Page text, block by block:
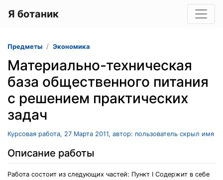
Я ботаник
Предметы Экономика
Материально-техническая
база общественного питания
с решением практических
задач
Курсовая работа, 27 Марта 2011, автор: пользователь скрыл имя
Описание работы
Работа состоит из следующих частей: Пункт I Содержит в себе